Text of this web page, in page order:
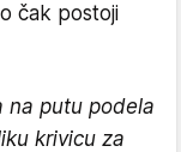
čak postoji
na putu podela
krivicu za